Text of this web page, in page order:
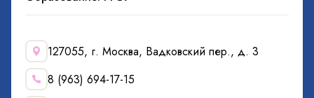
127055, г. Москва, Вадковский пер., д. 3
8 (963) 694-17-15